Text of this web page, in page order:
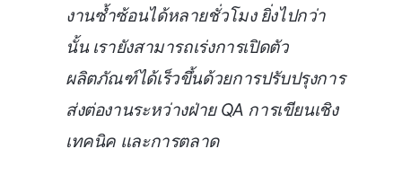
งานซ้ำซ้อนได้หลายชั่วโมง ยิ่งไปกว่า
นั้น เรายังสามารถเร่งการเปิดตัว
ผลิตภัณฑ์ได้เร็วขึ้นด้วยการปรับปรุงการ
ส่งต่องานระหว่างฝ่าย QA การเขียนเชิง
เทคนิค และการตลาด